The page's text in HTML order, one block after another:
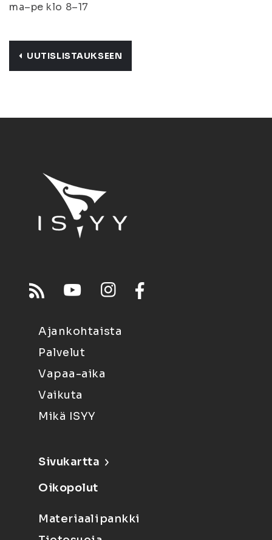
ma–pe klo 8–17
UUTISLISTAUKSEEN
Ajankohtaista
Palvelut
Vapaa-aika
Vaikuta
Mikä ISYY
Sivukartta
Oikopolut
Materiaalipankki